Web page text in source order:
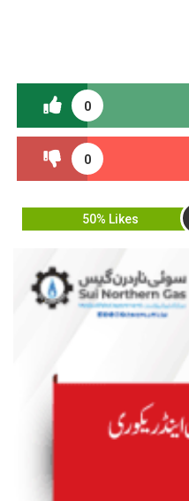
0
0
50% Likes